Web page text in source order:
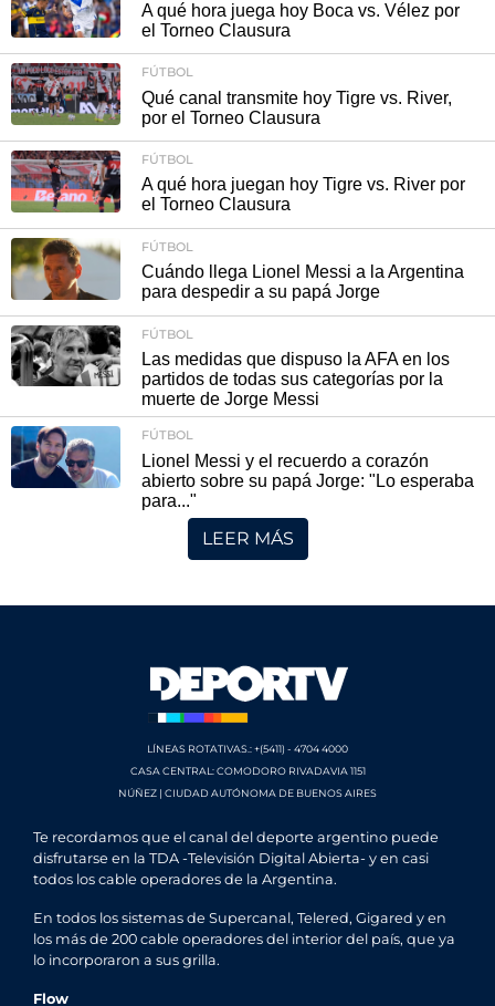
A qué hora juega hoy Boca vs. Vélez por
el Torneo Clausura
FÚTBOL
Qué canal transmite hoy Tigre vs. River,
por el Torneo Clausura
FÚTBOL
A qué hora juegan hoy Tigre vs. River por
el Torneo Clausura
FÚTBOL
Cuándo llega Lionel Messi a la Argentina
para despedir a su papá Jorge
FÚTBOL
Las medidas que dispuso la AFA en los
partidos de todas sus categorías por la
muerte de Jorge Messi
FÚTBOL
Lionel Messi y el recuerdo a corazón
abierto sobre su papá Jorge: "Lo esperaba
para..."
LEER MÁS
LÍNEAS ROTATIVAS.: +(5411) - 4704 4000
CASA CENTRAL: COMODORO RIVADAVIA 1151
NÚÑEZ | CIUDAD AUTÓNOMA DE BUENOS AIRES
Te recordamos que el canal del deporte argentino puede
disfrutarse en la TDA -Televisión Digital Abierta- y en casi
todos los cable operadores de la Argentina.
En todos los sistemas de Supercanal, Telered, Gigared y en
los más de 200 cable operadores del interior del país, que ya
lo incorporaron a sus grilla.
Flow